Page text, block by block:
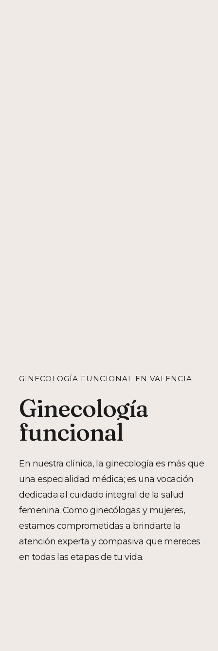
GINECOLOGÍA FUNCIONAL EN VALENCIA
Ginecología
funcional
En nuestra clínica, la ginecología es más que
una especialidad médica; es una vocación
dedicada al cuidado integral de la salud
femenina. Como ginecólogas y mujeres,
estamos comprometidas a brindarte la
atención experta y compasiva que mereces
en todas las etapas de tu vida.